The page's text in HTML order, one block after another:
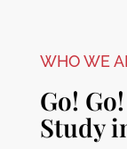
WHO WE
Go!
Study